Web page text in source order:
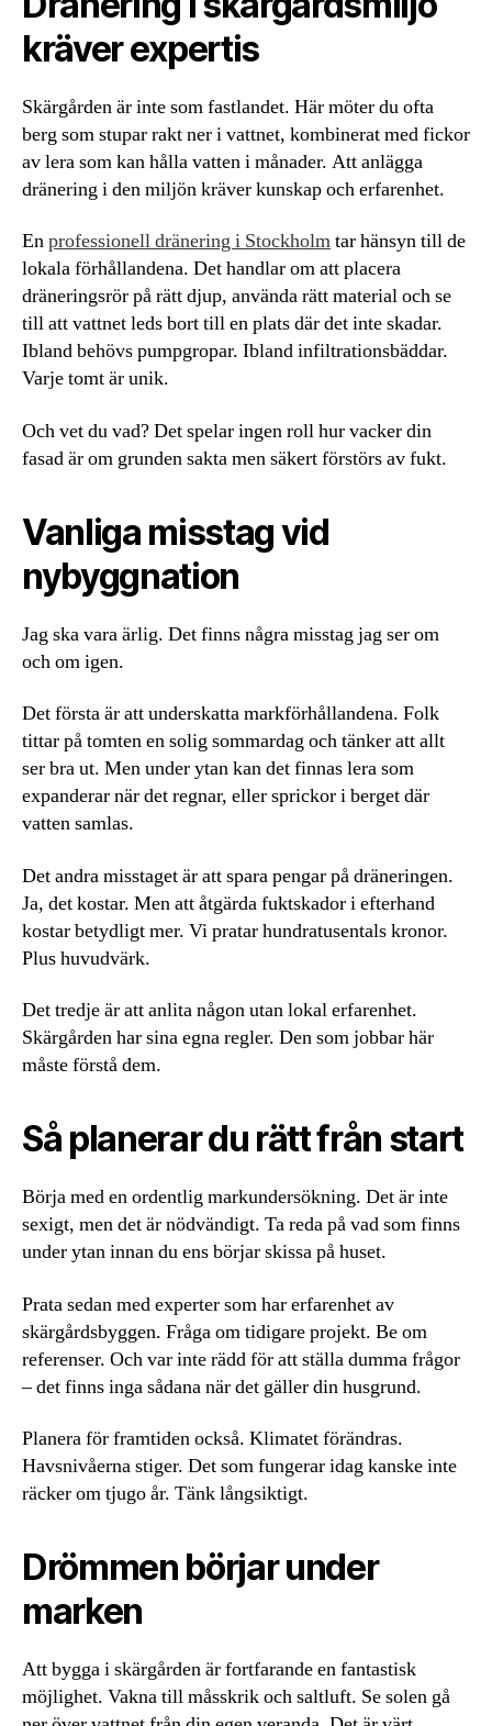
kräver expertis
Skärgården är inte som fastlandet. Här möter du ofta
berg som stupar rakt ner i vattnet, kombinerat med fickor
av lera som kan hålla vatten i månader. Att anlägga
dränering i den miljön kräver kunskap och erfarenhet.
Enprofessionell dränering i Stockholmtar hänsyn till de
lokala förhållandena. Det handlar om att placera
dräneringsrör på rätt djup, använda rätt material och se
till att vattnet leds bort till en plats där det inte skadar.
Ibland behövs pumpgropar. Ibland infiltrationsbäddar.
Varje tomt är unik.
Och vet du vad? Det spelar ingen roll hur vacker din
fasad är om grunden sakta men säkert förstörs av fukt.
Vanliga misstag vid
nybyggnation
Jag ska vara ärlig. Det finns några misstag jag ser om
och om igen.
Det första är att underskatta markförhållandena. Folk
tittar på tomten en solig sommardag och tänker att allt
ser bra ut. Men under ytan kan det finnas lera som
expanderar när det regnar, eller sprickor i berget där
vatten samlas.
Det andra misstaget är att spara pengar på dräneringen.
Ja, det kostar. Men att åtgärda fuktskador i efterhand
kostar betydligt mer. Vi pratar hundratusentals kronor.
Plus huvudvärk.
Det tredje är att anlita någon utan lokal erfarenhet.
Skärgården har sina egna regler. Den som jobbar här
måste förstå dem.
Så planerar du rätt från start
Börja med en ordentlig markundersökning. Det är inte
sexigt, men det är nödvändigt. Ta reda på vad som finns
under ytan innan du ens börjar skissa på huset.
Prata sedan med experter som har erfarenhet av
skärgårdsbyggen. Fråga om tidigare projekt. Be om
referenser. Och var inte rädd för att ställa dumma frågor
– det finns inga sådana när det gäller din husgrund.
Planera för framtiden också. Klimatet förändras.
Havsnivåerna stiger. Det som fungerar idag kanske inte
räcker om tjugo år. Tänk långsiktigt.
Drömmen börjar under
marken
Att bygga i skärgården är fortfarande en fantastisk
möjlighet. Vakna till måsskrik och saltluft. Se solen gå